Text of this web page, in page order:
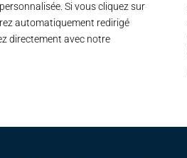
Si vous cliquez sur
automatiquement redirigé
directement avec notre